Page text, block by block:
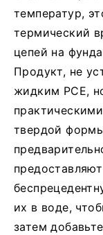
температур,
термический
цепей на
Продукт, не
жидким PCE,
твердой
их в воде,
затем